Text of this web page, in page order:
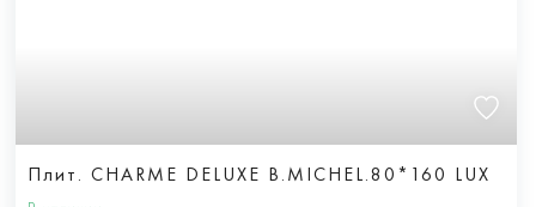
Плит. CHARME DELUXE B.MICHEL.80*160 LUX